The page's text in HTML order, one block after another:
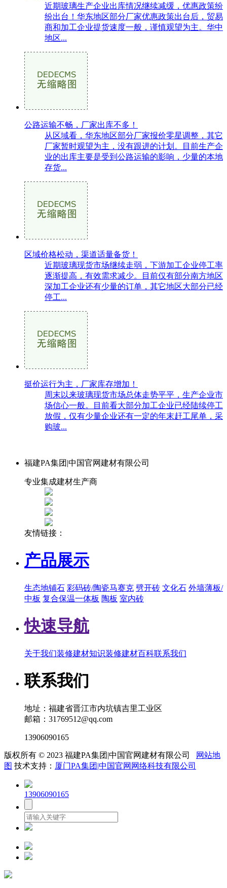
近期玻璃生产企业出库情况继续减缓，优惠政策纷
纷出台！华东地区部分厂家优惠政策出台后，贸易
商和加工企业提货速度一般，谨慎观望为主。华中
地区...
公路运输不畅，厂家出库不多！
从区域看，华东地区部分厂家报价零星调整，其它
厂家暂时观望为主，没有跟进的计划。目前生产企
业的出库主要是受到公路运输的影响，少量的本地
存货...
区域价格松动，渠道适量备货！
近期玻璃现货市场继续走弱，下游加工企业停工率
逐渐提高，有效需求减少。目前仅有部分南方地区
深加工企业还有少量的订单，其它地区大部分已经
停工...
挺价运行为主，厂家库存增加！
周末以来玻璃现货市场总体走势平平，生产企业市
场信心一般。目前看大部分加工企业已经陆续停工
放假，仅有少量企业还有一定的年末赶工尾单，采
购玻...
福建PA集团|中国官网建材有限公司
专业集成建材生产商
友情链接：
产品展示
生态地铺石 彩码砖/陶瓷马赛克 劈开砖 文化石 外墙薄板/
中板 复合保温一体板 陶板 室内砖
快速导航
关于我们装修建材知识装修建材百科联系我们
联系我们
地址：福建省晋江市内坑镇吉里工业区
邮箱：31769512@qq.com
13906090165
版权所有 © 2023 福建PA集团|中国官网建材有限公司
网站地
图 技术支持： 厦门PA集团|中国官网网络科技有限公司
13906090165